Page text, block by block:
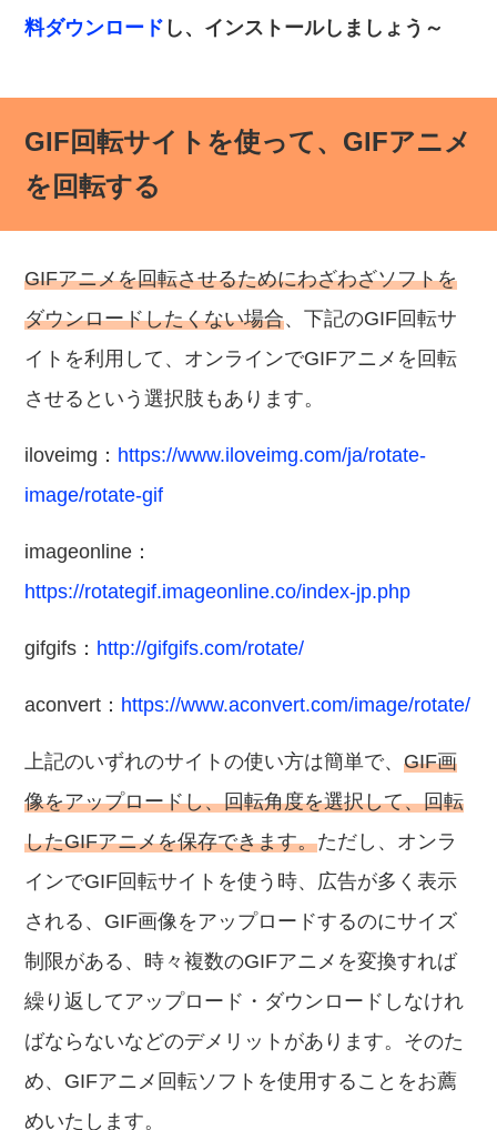
料ダウンロード し、インストールしましょう～
GIF回転サイトを使って、GIFアニメ
を回転する
GIFアニメを回転させるためにわざわざソフトを
ダウンロードしたくない場合、下記のGIF回転サ
イトを利用して、オンラインでGIFアニメを回転
させるという選択肢もあります。
iloveimg： https://www.iloveimg.com/ja/rotate-
image/rotate-gif
imageonline：
https://rotategif.imageonline.co/index-jp.php
gifgifs： http://gifgifs.com/rotate/
aconvert： https://www.aconvert.com/image/rotate/
上記のいずれのサイトの使い方は簡単で、GIF画
像をアップロードし、回転角度を選択して、回転
したGIFアニメを保存できます。ただし、オンラ
インでGIF回転サイトを使う時、広告が多く表示
される、GIF画像をアップロードするのにサイズ
制限がある、時々複数のGIFアニメを変換すれば
繰り返してアップロード・ダウンロードしなけれ
ばならないなどのデメリットがあります。そのた
め、GIFアニメ回転ソフトを使用することをお薦
めいたします。